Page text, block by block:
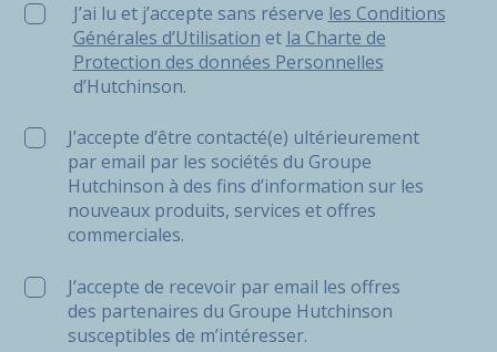
J’ai lu et j’accepte sans réserve les Conditions
J’ai lu et j’accepte sans réserve les Conditions
Générales d’Utilisation et la Charte de
Protection des données Personnelles
d’Hutchinson.
J’accepte d’être contacté(e) ultérieurement
par email par les sociétés du Groupe
Hutchinson à des fins d’information sur les
nouveaux produits, services et offres
commerciales.
J’accepte de recevoir par email les offres
des partenaires du Groupe Hutchinson
susceptibles de m’intéresser.